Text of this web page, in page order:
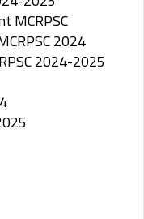
MCRPSC
2024
2024-2025